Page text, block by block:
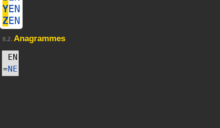
YEN
ZEN
8.2. Anagrammes
EN
=NE